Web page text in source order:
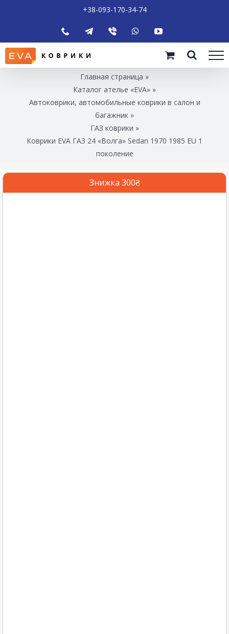
+38-093-170-34-74
Главная страница »
Каталог ателье «EVA» »
Автоковрики, автомобильные коврики в салон и
багажник »
ГАЗ коврики »
Коврики EVA ГАЗ 24 «Волга» Sedan 1970 1985 EU 1
поколение
Знижка 300₴